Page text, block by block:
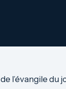
l’évangile du